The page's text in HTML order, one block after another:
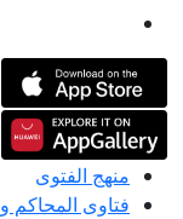
منهج الفتوى
فتاوى